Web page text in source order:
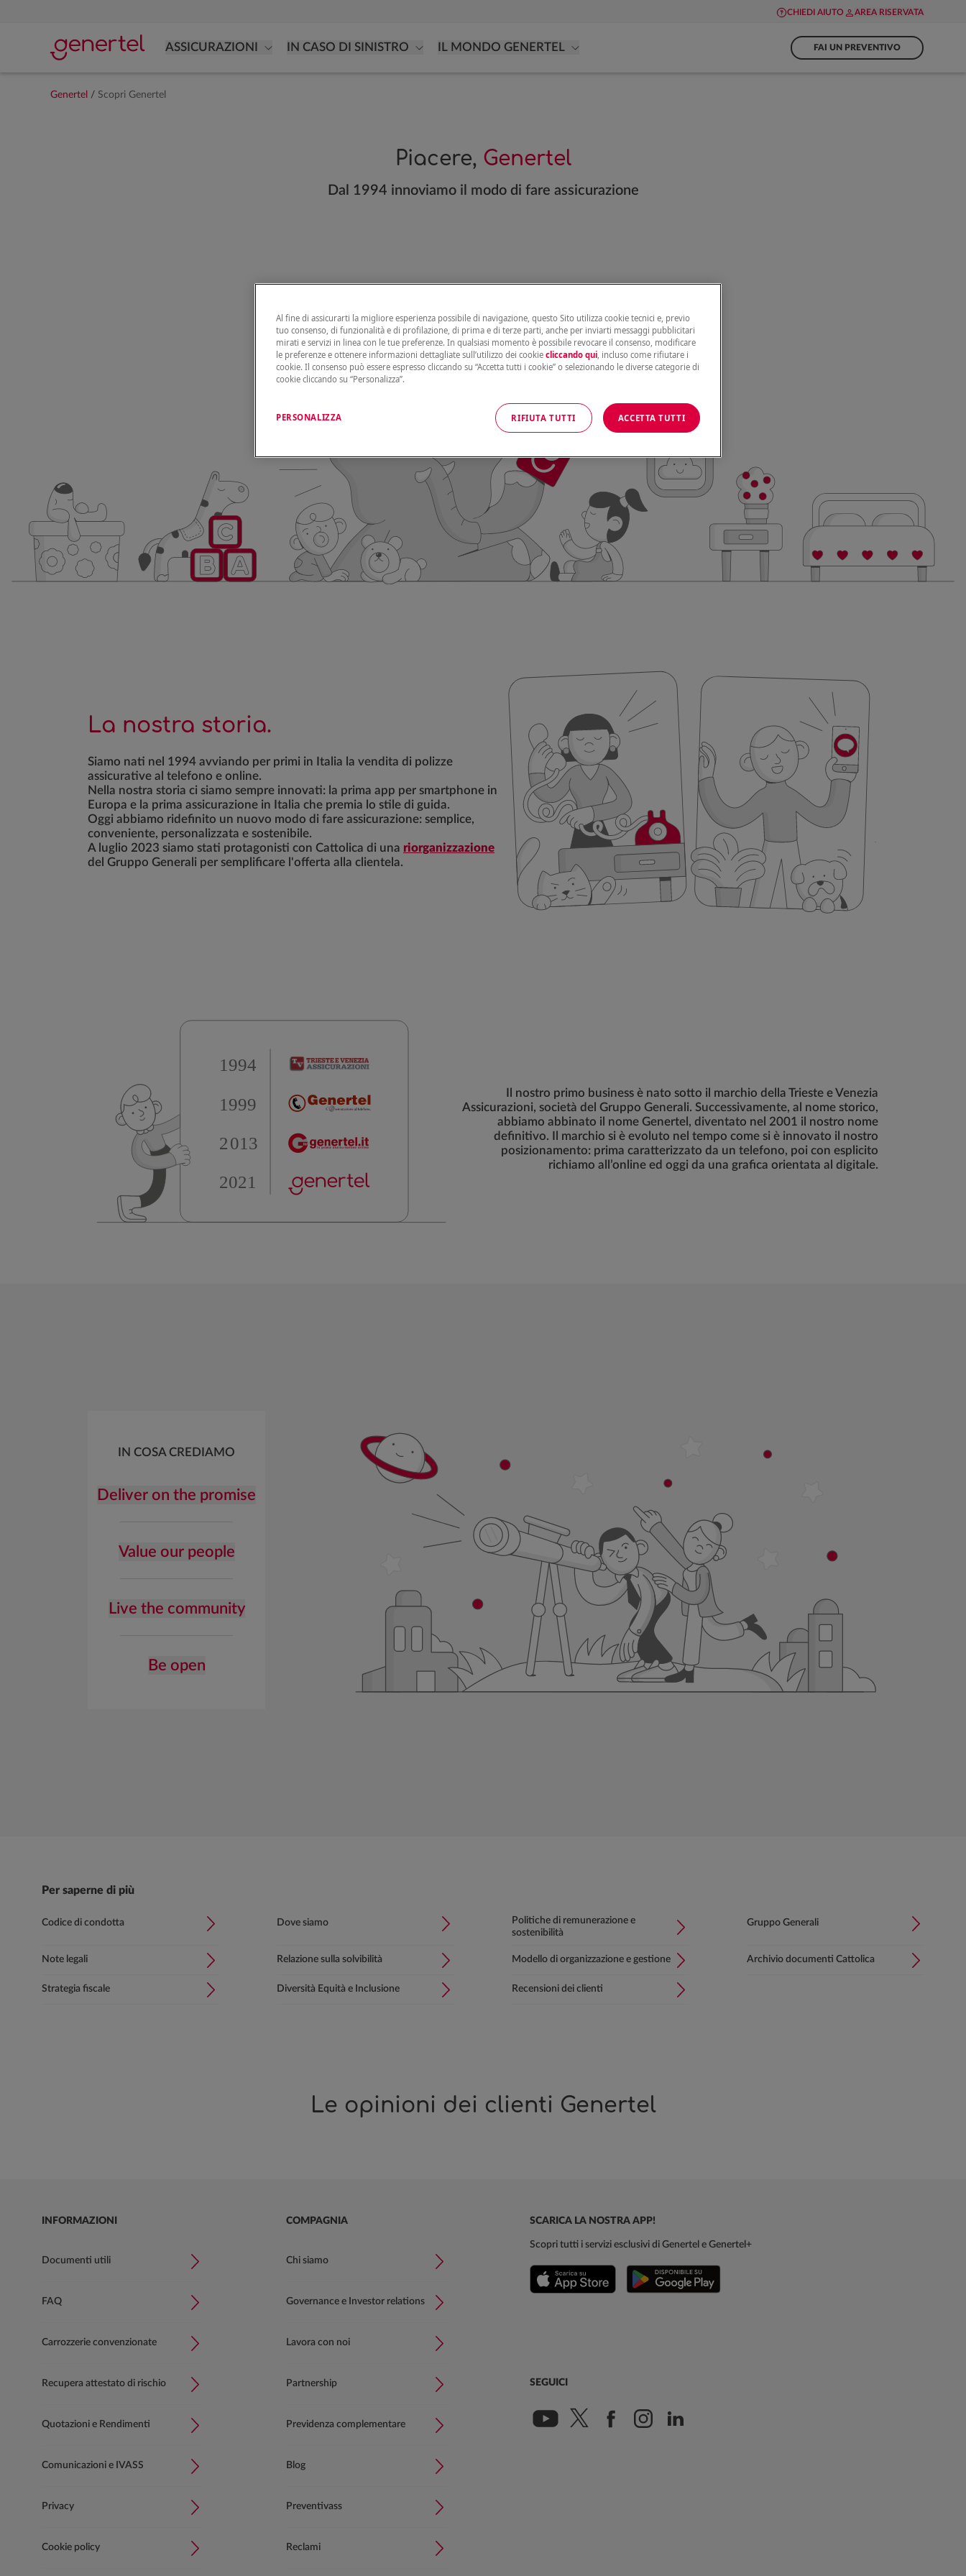
CHIEDI AIUTO AREA RISERVATA
ASSICURAZIONI IN CASO DI SINISTRO IL MONDO GENERTEL FAI UN PREVENTIVO
Genertel / Scopri Genertel
Piacere, Genertel
Dal 1994 innoviamo il modo di fare assicurazione
La nostra storia.
Siamo nati nel 1994 avviando per primi in Italia la vendita di polizze
assicurative al telefono e online.
Nella nostra storia ci siamo sempre innovati: la prima app per smartphone in
Europa e la prima assicurazione in Italia che premia lo stile di guida.
Oggi abbiamo ridefinito un nuovo modo di fare assicurazione: semplice,
conveniente, personalizzata e sostenibile.
A luglio 2023 siamo stati protagonisti con Cattolica di una riorganizzazione
del Gruppo Generali per semplificare l'offerta alla clientela.
Il nostro primo business è nato sotto il marchio della Trieste e Venezia
Assicurazioni, società del Gruppo Generali. Successivamente, al nome storico,
abbiamo abbinato il nome Genertel, diventato nel 2001 il nostro nome
definitivo. Il marchio si è evoluto nel tempo come si è innovato il nostro
posizionamento: prima caratterizzato da un telefono, poi con esplicito
richiamo all’online ed oggi da una grafica orientata al digitale.
IN COSA CREDIAMO
Deliver on the promise
Value our people
Live the community
Be open
Per saperne di più
Codice di condotta Dove siamo
Politiche di remunerazione e
sostenibilità
Gruppo Generali
Note legali Relazione sulla solvibilità Modello di organizzazione e gestione Archivio documenti Cattolica
Strategia fiscale Diversità Equità e Inclusione Recensioni dei clienti
Le opinioni dei clienti Genertel
INFORMAZIONI
Documenti utili
FAQ
Carrozzerie convenzionate
Recupera attestato di rischio
Quotazioni e Rendimenti
Comunicazioni e IVASS
Privacy
Cookie policy
COMPAGNIA
Chi siamo
Governance e Investor relations
Lavora con noi
Partnership
Previdenza complementare
Blog
Preventivass
Reclami
SCARICA LA NOSTRA APP!
Scopri tutti i servizi esclusivi di Genertel e Genertel+
SEGUICI
Al fine di assicurarti la migliore esperienza possibile di navigazione, questo Sito utilizza cookie tecnici e, previo
tuo consenso, di funzionalità e di profilazione, di prima e di terze parti, anche per inviarti messaggi pubblicitari
mirati e servizi in linea con le tue preferenze. In qualsiasi momento è possibile revocare il consenso, modificare
le preferenze e ottenere informazioni dettagliate sull’utilizzo dei cookie cliccando qui, incluso come rifiutare i
cookie. Il consenso può essere espresso cliccando su “Accetta tutti i cookie” o selezionando le diverse categorie di
cookie cliccando su “Personalizza”.
PERSONALIZZA RIFIUTA TUTTI ACCETTA TUTTI